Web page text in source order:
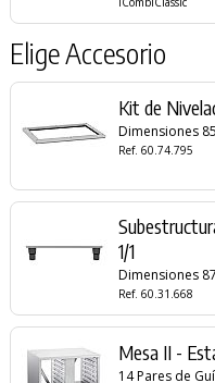
Elige Accesorio
Kit de
Dimensiones
Ref. 60.74.795
1/1
Dimensiones
Ref. 60.31.668
Mesa II -
14 Pares de